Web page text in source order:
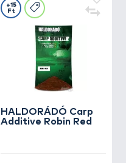
HALDORÁDÓ Carp
Additive Robin Red
+15
Ft